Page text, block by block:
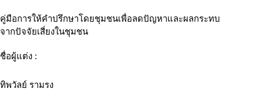
คู่มือการให้คำปรึกษาโดยชุมชนเพื่อลดปัญหาและผลกระทบ
จากปัจจัยเสี่ยงในชุมชน
ชื่อผู้แต่ง :
ทิพวัลย์ รามรง